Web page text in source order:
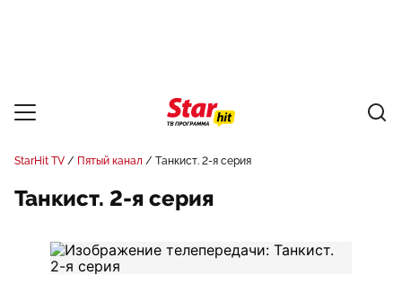
StarHit TV Пятый канал Танкист. 2-я серия
Танкист. 2-я серия